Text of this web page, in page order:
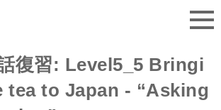
復習: Level5_5 Bringi
tea to Japan - “Asking